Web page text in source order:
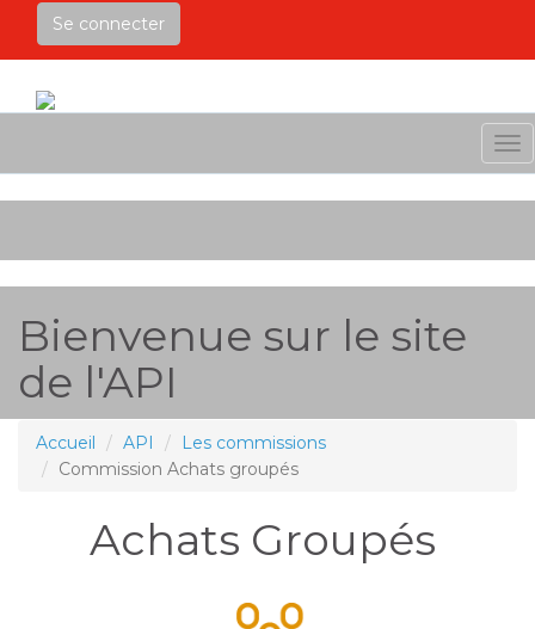
Se connecter
Bienvenue sur le site
de l'API
Accueil API
Les commissions
Commission Achats groupés
Achats Groupés